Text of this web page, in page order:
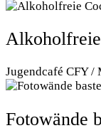
Jugendcafé CFY /
Fotowände